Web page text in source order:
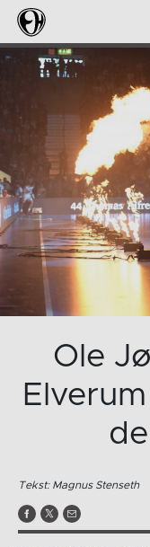
Ole
Tekst: Magnus Stenseth